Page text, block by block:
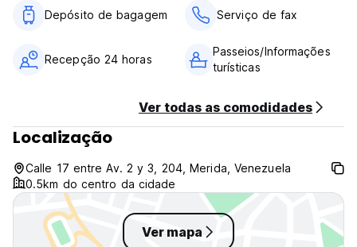
Depósito de bagagem Serviço de fax
Recepção 24 horas
Passeios/Informações
turísticas
Ver todas as comodidades
Localização
Calle 17 entre Av. 2 y 3, 204, Merida, Venezuela
0.5km do centro da cidade
Ver mapa